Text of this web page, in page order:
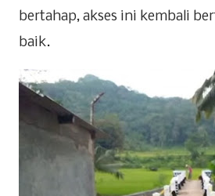
bertahap, akses ini kembali
baik.